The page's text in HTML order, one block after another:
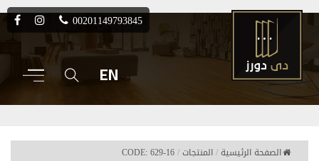
00201149793845
EN
الصفحة الرئيسية /المنتجات/
CODE: 629-16